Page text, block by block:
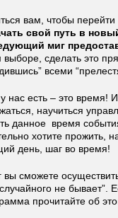
вам, чтобы
свой путь в
миг
сделать это
всеми
нас есть – это время!
научиться
данное время
хотите прожить,
день, шаг во время!
вы сможете
не
прочитайте об